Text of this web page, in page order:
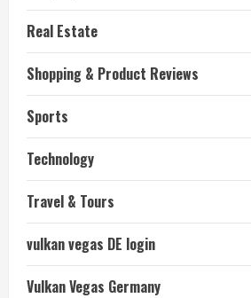
Real Estate
Shopping & Product Reviews
Sports
Technology
Travel & Tours
vulkan vegas DE login
Vulkan Vegas Germany